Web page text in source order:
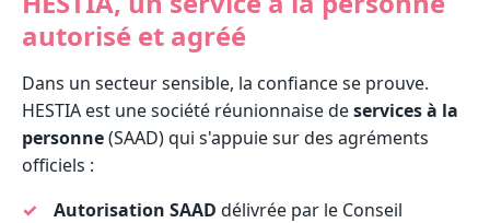
autorisé et agréé
Dans un secteur sensible, la confiance se prouve.
HESTIA est une société réunionnaise deservices à la
personne(SAAD) qui s'appuie sur des agréments
officiels :
Autorisation SAAD délivrée par le Conseil